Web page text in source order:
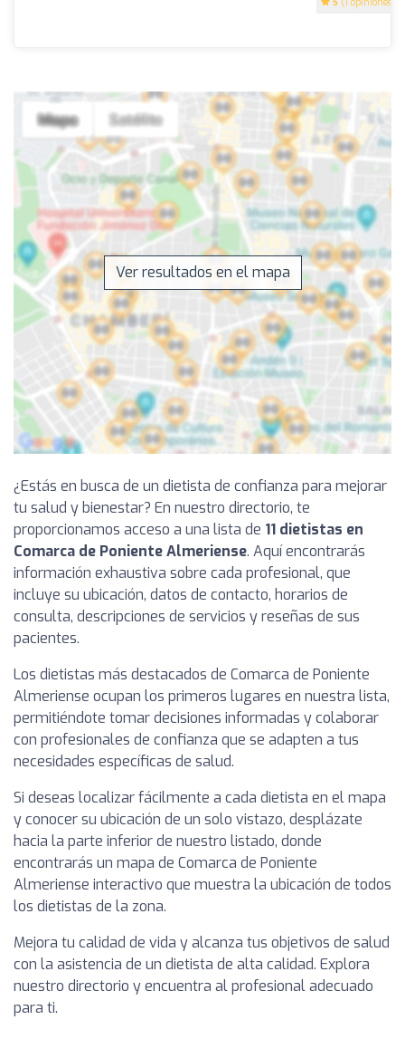
Ver resultados en el mapa
¿Estás en busca de un dietista de confianza para mejorar
tu salud y bienestar? En nuestro directorio, te
proporcionamos acceso a una lista de 11 dietistas en
Comarca de Poniente Almeriense. Aquí encontrarás
información exhaustiva sobre cada profesional, que
incluye su ubicación, datos de contacto, horarios de
consulta, descripciones de servicios y reseñas de sus
pacientes.
Los dietistas más destacados de Comarca de Poniente
Almeriense ocupan los primeros lugares en nuestra lista,
permitiéndote tomar decisiones informadas y colaborar
con profesionales de confianza que se adapten a tus
necesidades específicas de salud.
Si deseas localizar fácilmente a cada dietista en el mapa
y conocer su ubicación de un solo vistazo, desplázate
hacia la parte inferior de nuestro listado, donde
encontrarás un mapa de Comarca de Poniente
Almeriense interactivo que muestra la ubicación de todos
los dietistas de la zona.
Mejora tu calidad de vida y alcanza tus objetivos de salud
con la asistencia de un dietista de alta calidad. Explora
nuestro directorio y encuentra al profesional adecuado
para ti.